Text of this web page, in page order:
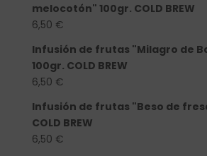
melocotón" 100gr. COLD BREW
6,50 €
Infusión de frutas "Milagro de
100gr. COLD BREW
6,50 €
Infusión de frutas "Beso de
COLD BREW
6,50 €